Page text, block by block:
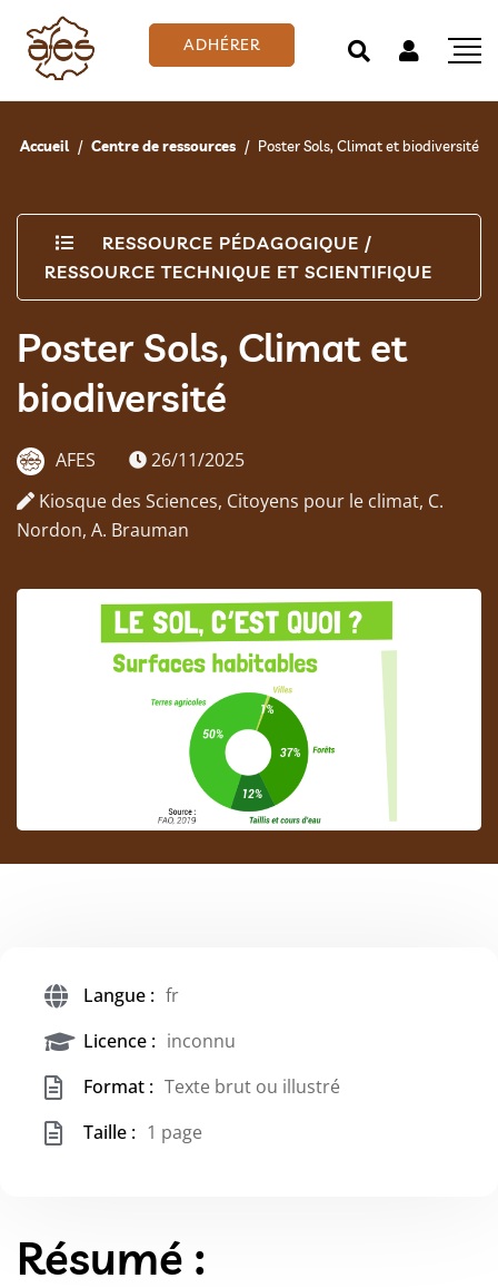
ADHÉRER
Accueil Centre de ressources Poster Sols, Climat et biodiversité
RESSOURCE PÉDAGOGIQUE /
RESSOURCE TECHNIQUE ET SCIENTIFIQUE
Poster Sols, Climat et
biodiversité
AFES
26/11/2025
Kiosque des Sciences, Citoyens pour le climat, C.
Nordon, A. Brauman
Langue : fr
Licence : inconnu
Format : Texte brut ou illustré
Taille : 1 page
Résumé :